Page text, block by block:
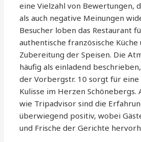
eine Vielzahl von Bewertungen,
als auch negative Meinungen
Besucher loben das Restaurant
authentische französische
Zubereitung der Speisen. Die
häufig als einladend
der Vorbergstr. 10 sorgt für eine
Kulisse im Herzen
wie Tripadvisor sind die
überwiegend positiv, wobei
und Frische der Gerichte